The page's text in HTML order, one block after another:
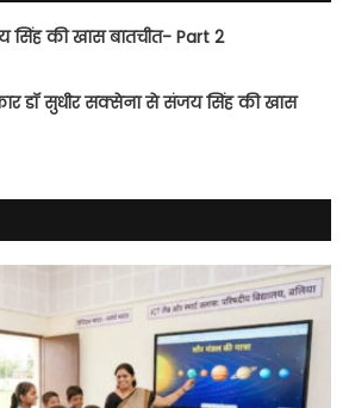
सिंह की खास बातचीत- Part 2
डॉ सुधीर सक्सेना से संजय सिंह की खास